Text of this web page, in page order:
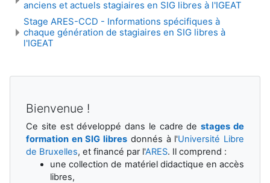
anciens et actuels stagiaires en SIG libres à l'IGEAT
Stage ARES-CCD - Informations spécifiques à
chaque génération de stagiaires en SIG libres à
l'IGEAT
Bienvenue !
Ce site est développé dans le cadre destages de
formation en SIG libres donnés à l'Université Libre
de Bruxelles, et financé par l'ARES. Il comprend :
une collection de matériel didactique en accès
libres,